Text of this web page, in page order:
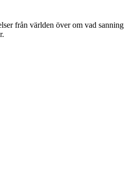
från världen över om vad sanning